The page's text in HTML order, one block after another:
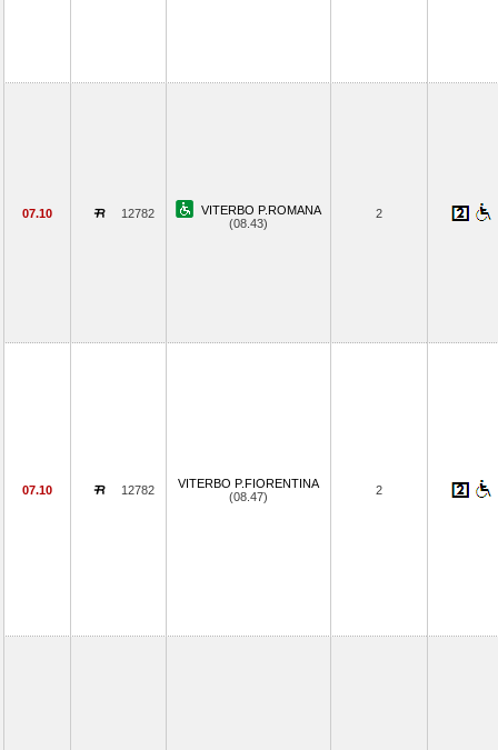
07.10 12782
VITERBO P.ROMANA
(08.43)
2
07.10 12782
VITERBO P.FIORENTINA
(08.47)
2